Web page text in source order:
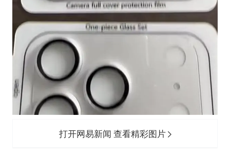
打开网易新闻 查看精彩图片